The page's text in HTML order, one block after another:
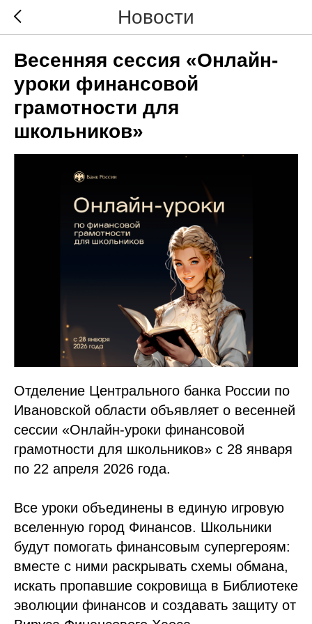
Новости
Весенняя сессия «Онлайн-
уроки финансовой
грамотности для
школьников»
Отделение Центрального банка России по
Ивановской области объявляет о весенней
сессии «Онлайн-уроки финансовой
грамотности для школьников» с 28 января
по 22 апреля 2026 года.
Все уроки объединены в единую игровую
вселенную город Финансов. Школьники
будут помогать финансовым супергероям:
вместе с ними раскрывать схемы обмана,
искать пропавшие сокровища в Библиотеке
эволюции финансов и создавать защиту от